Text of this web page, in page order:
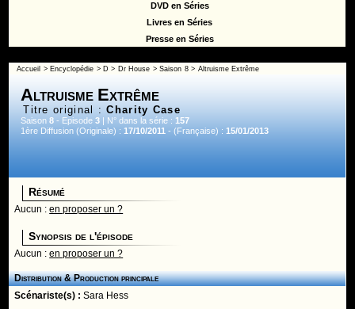
DVD en Séries
Livres en Séries
Presse en Séries
Accueil > Encyclopédie > D > Dr House >Saison 8> Altruisme Extrême
Altruisme Extrême
Titre original :Charity Case
Saison8 - Episode3 | N° dans la série :157
1ère Diffusion (Originale) :17/10/2011 - (Française) :15/01/2013
Résumé
Aucun :en proposer un ?
Synopsis de l'épisode
Aucun :en proposer un ?
Distribution & Production principale
Scénariste(s) :Sara Hess